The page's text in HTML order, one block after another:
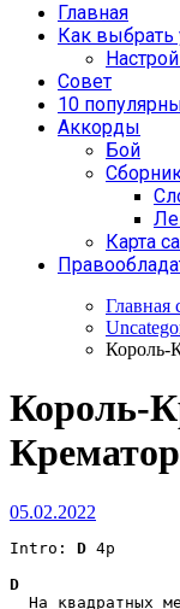
Главная
Как выбрать
Совет
10
Аккорды
Бой
Карта
Главная
Король-
Король-
05.02.2022
Intro: D 4p
D